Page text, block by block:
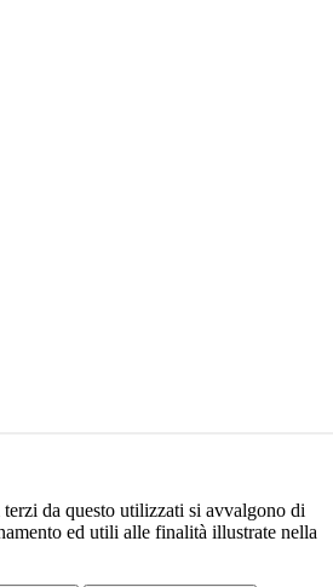
da questo utilizzati si avvalgono di
ed utili alle finalità illustrate nella